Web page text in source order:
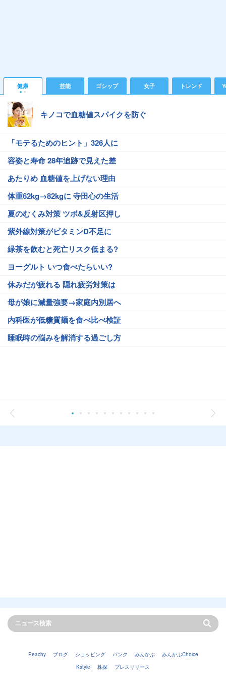
健康 芸能 ゴシップ 女子 トレンド
キノコで血糖値スパイクを防ぐ
「モテるためのヒント」326人に
容姿と寿命 28年追跡で見えた差
あたりめ 血糖値を上げない理由
体重62kg→82kgに 寺田心の生活
夏のむくみ対策 ツボ&反射区押し
紫外線対策がビタミンD不足に
緑茶を飲むと死亡リスク低まる?
ヨーグルト いつ食べたらいい?
休みだが疲れる 隠れ疲労対策は
母が娘に減量強要→家庭内別居へ
内科医が低糖質麺を食べ比べ検証
睡眠時の悩みを解消する過ごし方
Peachy ブログ ショッピング バンク みんかぶ
みんかぶChoice
Kstyle
株探 プレスリリース